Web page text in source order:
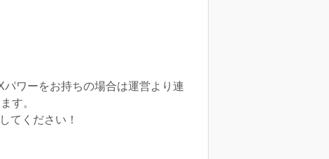
ワーをお持ちの場合は運営より連
す。
てください！